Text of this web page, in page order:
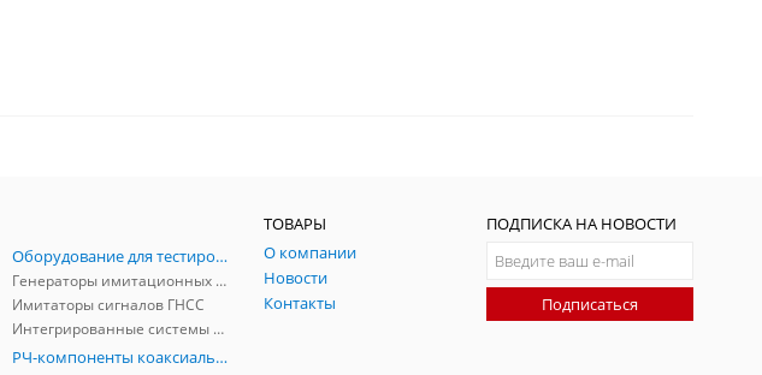
Оборудование для тестирования и симуляции ГНСС
Генераторы имитационных и заградительных помех
Имитаторы сигналов ГНСС
Интегрированные системы защиты от ГНСС-помех
РЧ-компоненты коаксиальные
ТОВАРЫ
О компании
Новости
Контакты
ПОДПИСКА НА НОВОСТИ
Подписаться